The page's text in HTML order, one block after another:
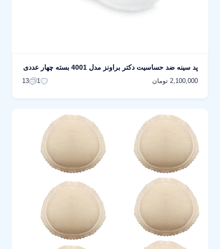
پد سینه ضد حساسیت دکتر براونز مدل 4001 بسته چهار عددی
2,100,000 تومان 1
13